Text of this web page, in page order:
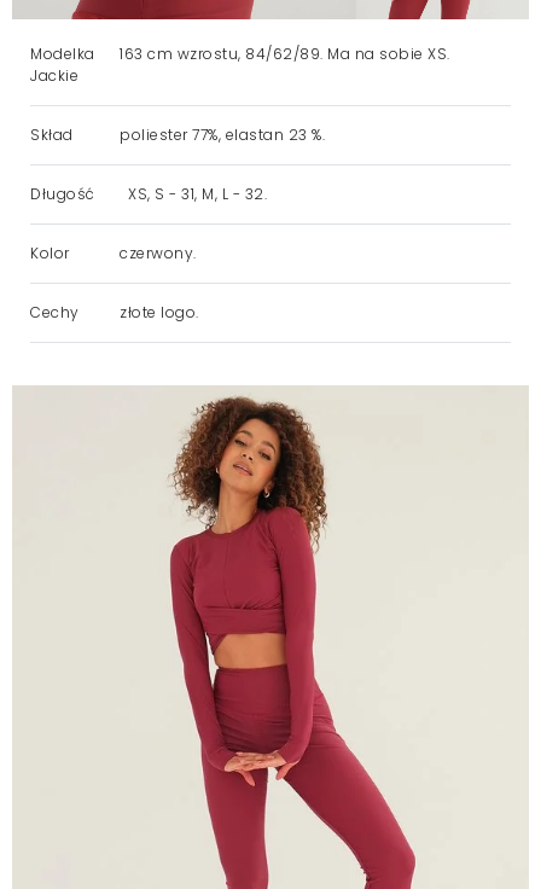
Modelka
Jackie
163 cm wzrostu, 84/62/89. Ma na sobie XS.
Skład poliester 77%, elastan 23 %.
Długość XS, S - 31, M, L - 32.
Kolor czerwony.
Cechy złote logo.